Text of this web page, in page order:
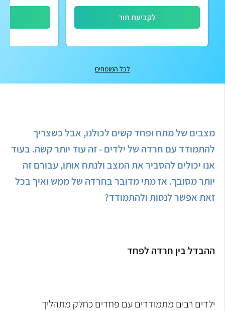
לקביעת תור
לכל המומחים
מצבים של מתח ופחד קשים לכולנו, אבל כשצריך
להתמודד עם חרדה של ילדים - זה עוד יותר קשה. בעוד
אנו יכולים להסביר את המצב ולנתח אותו, עבורם זה
יותר מסובך. אז מתי מדובר בחרדה של ממש ואיך בכל
זאת אפשר לנסות ולהתמודד?
ההבדל בין חרדה לפחד
ילדים רבים מתמודדים עם פחדים כחלק מתהליך